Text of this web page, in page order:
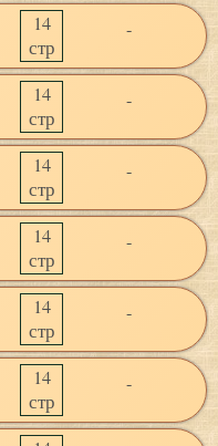
14
стр
-
14
стр
-
14
стр
-
14
стр
-
14
стр
-
14
стр
-